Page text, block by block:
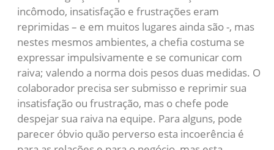
incômodo, insatisfação e frustrações eram
reprimidas – e em muitos lugares ainda são -, mas
nestes mesmos ambientes, a chefia costuma se
expressar impulsivamente e se comunicar com
raiva; valendo a norma dois pesos duas medidas. O
colaborador precisa ser submisso e reprimir sua
insatisfação ou frustração, mas o chefe pode
despejar sua raiva na equipe. Para alguns, pode
parecer óbvio quão perverso esta incoerência é